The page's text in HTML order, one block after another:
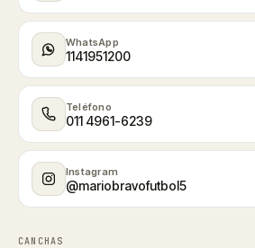
WhatsApp
1141951200
Teléfono
011 4961-6239
Instagram
@mariobravofutbol5
CANCHAS